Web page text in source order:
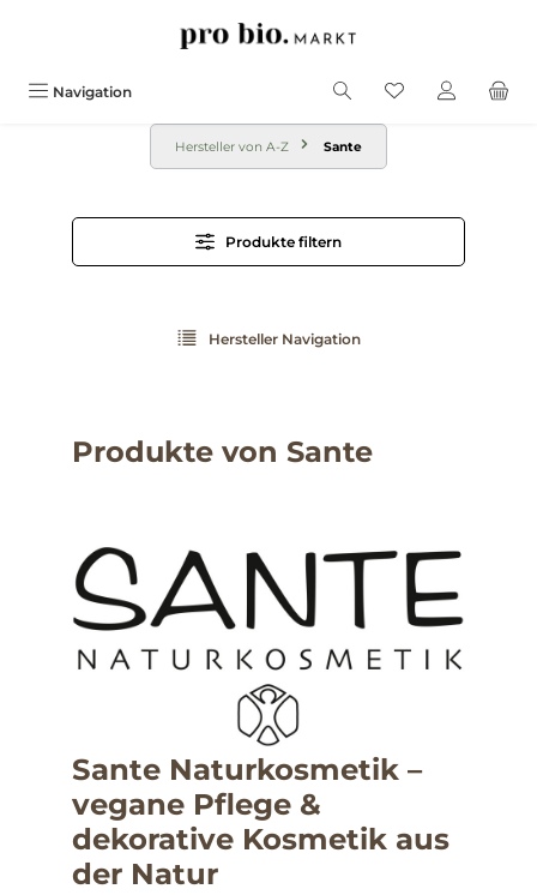
Navigation
Hersteller von A-Z Sante
Produkte filtern
Hersteller Navigation
Produkte von Sante
Sante Naturkosmetik –
vegane Pflege &
dekorative Kosmetik aus
der Natur